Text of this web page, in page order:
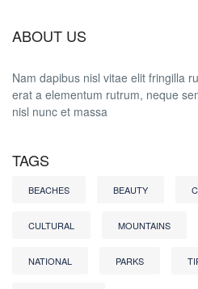
ABOUT US
Nam dapibus nisl vitae elit fringilla
erat a elementum rutrum, neque
nisl nunc et massa
TAGS
BEACHES BEAUTY
CULTURAL MOUNTAINS
NATIONAL PARKS